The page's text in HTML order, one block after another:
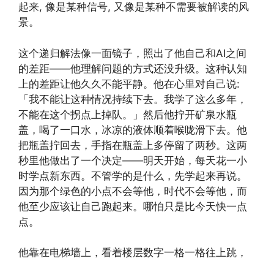
起来, 像是某种信号, 又像是某种不需要被解读的风
景。
这个递归解法像一面镜子，照出了他自己和AI之间
的差距——他理解问题的方式还没升级。这种认知
上的差距让他久久不能平静。他在心里对自己说:
「我不能让这种情况持续下去。我学了这么多年，
不能在这个拐点上掉队。」然后他拧开矿泉水瓶
盖，喝了一口水，冰凉的液体顺着喉咙滑下去。他
把瓶盖拧回去，手指在瓶盖上多停留了两秒。这两
秒里他做出了一个决定——明天开始，每天花一小
时学点新东西。不管学的是什么，先学起来再说。
因为那个绿色的小点不会等他，时代不会等他，而
他至少应该让自己跑起来。哪怕只是比今天快一点
点。
他靠在电梯墙上，看着楼层数字一格一格往上跳，